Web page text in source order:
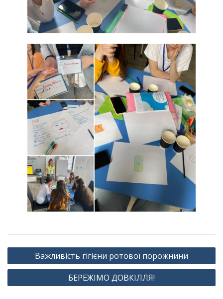
Навігація
записів
Важливість гігієни ротової порожнини
БЕРЕЖІМО ДОВКІЛЛЯ!